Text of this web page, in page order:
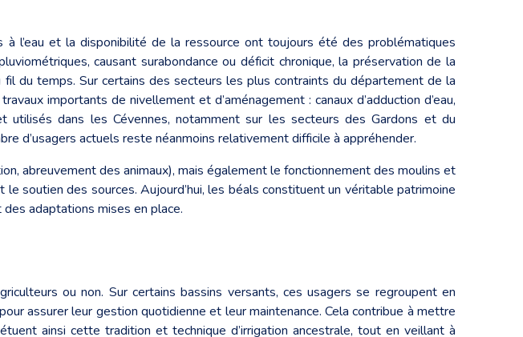
à l’eau et la disponibilité de la ressource ont toujours été des problématiques
causant surabondance ou déficit chronique, la préservation de la
du temps. Sur certains des secteurs les plus contraints du département de la
importants de nivellement et d’aménagement : canaux d’adduction d’eau,
utilisés dans les Cévennes, notamment sur les secteurs des Gardons et du
d’usagers actuels reste néanmoins relativement difficile à appréhender.
abreuvement des animaux), mais également le fonctionnement des moulins et
soutien des sources. Aujourd’hui, les béals constituent un véritable patrimoine
adaptations mises en place.
ou non. Sur certains bassins versants, ces usagers se regroupent en
assurer leur gestion quotidienne et leur maintenance. Cela contribue à mettre
ainsi cette tradition et technique d’irrigation ancestrale, tout en veillant à